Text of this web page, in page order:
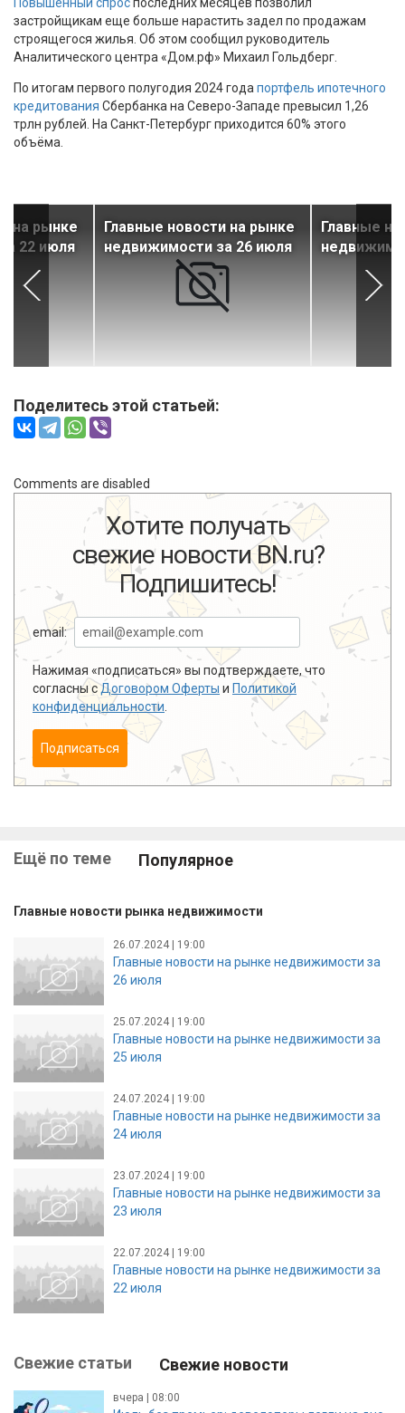
застройщикам еще больше нарастить задел по продажам
строящегося жилья. Об этом сообщил руководитель
Аналитического центра «Дом.рф» Михаил Гольдберг.
По итогам первого полугодия 2024 года портфель ипотечного
кредитования Сбербанка на Северо-Западе превысил 1,26
трлн рублей. На Санкт-Петербург приходится 60% этого
объёма.
на рынке
22 июля
Главные новости на рынке
недвижимости за 26 июля
Главные
Поделитесь этой статьей:
Comments are disabled
Хотите получать
свежие новости BN.ru?
Подпишитесь!
email:
Нажимая «подписаться» вы подтверждаете, что
согласны сДоговором Оферты и Политикой
конфиденциальности
Подписаться
Ещё по теме Популярное
Главные новости рынка недвижимости
26.07.2024 | 19:00
Главные новости на рынке недвижимости за
26 июля
25.07.2024 | 19:00
Главные новости на рынке недвижимости за
25 июля
24.07.2024 | 19:00
Главные новости на рынке недвижимости за
24 июля
23.07.2024 | 19:00
Главные новости на рынке недвижимости за
23 июля
22.07.2024 | 19:00
Главные новости на рынке недвижимости за
22 июля
Свежие статьи Свежие новости
вчера | 08:00